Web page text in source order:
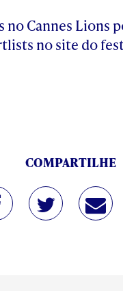
no Cannes Lions
no site do
COMPARTILHE